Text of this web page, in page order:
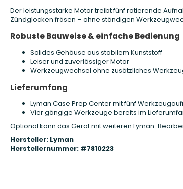
Der leistungsstarke Motor treibt fünf rotierende
Zündglocken fräsen – ohne ständigen
Robuste Bauweise & einfache Bedienung
Solides Gehäuse aus stabilem Kunststoff
Leiser und zuverlässiger Motor
Werkzeugwechsel ohne zusätzliches
Lieferumfang
Lyman Case Prep Center mit fünf
Vier gängige Werkzeuge bereits im
Optional kann das Gerät mit weiteren Lyman-
Hersteller: Lyman
Herstellernummer: #7810223